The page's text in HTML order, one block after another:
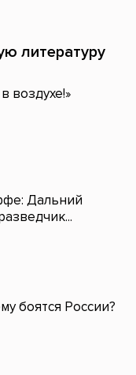
литературу
воздухе!»
Дальний
боятся России?